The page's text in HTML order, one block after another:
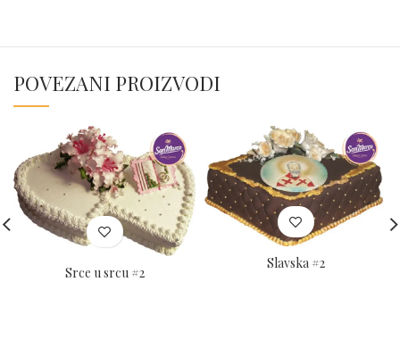
POVEZANI PROIZVODI
Srce u srcu #2
Slavska #2